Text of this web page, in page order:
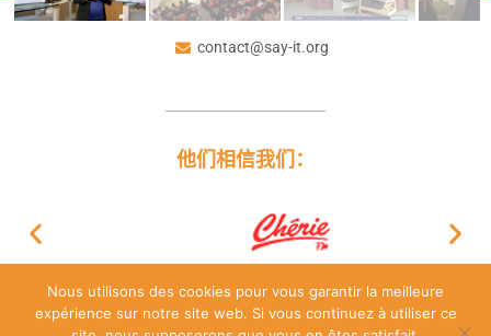
contact@say-it.org
他们相信我们：
Nous utilisons des cookies pour vous garantir la meilleure
expérience sur notre site web. Si vous continuez à utiliser ce